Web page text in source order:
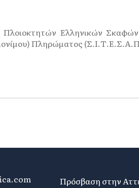
Ελληνικών
Πληρώματος
Πρόσβαση στην